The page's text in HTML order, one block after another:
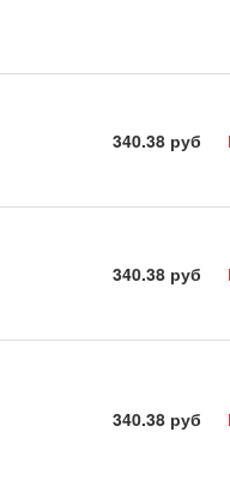
340.38 руб
340.38 руб
340.38 руб